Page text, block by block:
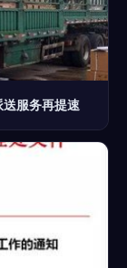
服务再提速